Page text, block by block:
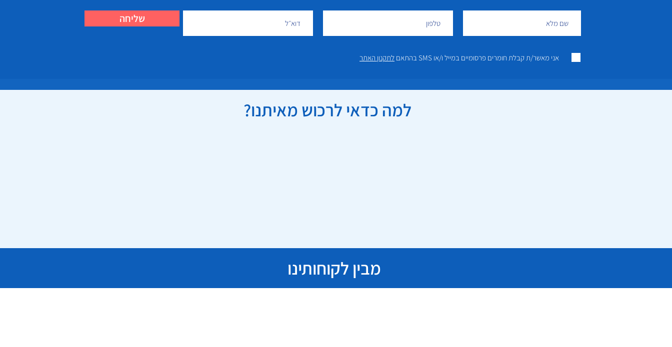
שליחה
אני מאשר/ת קבלת חומרים פרסומיים במייל ו/או SMS בהתאם לתקנון האתר
למה כדאי לרכוש מאיתנו?
מבין לקוחותינו